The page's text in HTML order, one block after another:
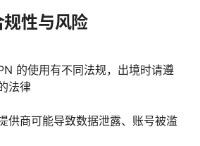
性与风险
的使用有不同法规，出境时请遵
法律
供商可能导致数据泄露、账号被滥